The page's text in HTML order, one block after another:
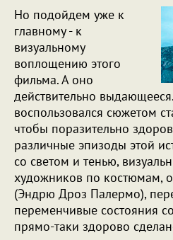
Но подойдем уже к
главному - к
визуальному
воплощению этого
фильма. А оно
действительно
воспользовался сюжетом
чтобы поразительно
различные эпизоды этой
со светом и тенью,
художников по костюмам,
(Эндрю Дроз Палермо),
переменчивые состояния
прямо-таки здорово